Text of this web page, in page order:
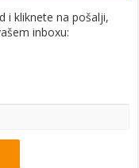
i kliknete na pošalji,
inboxu: